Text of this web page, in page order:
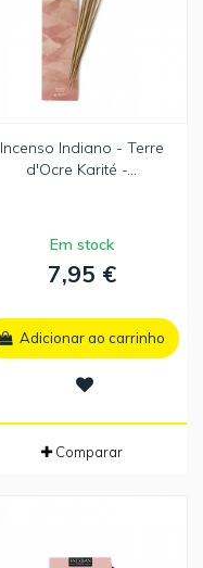
Incenso Indiano - Terre
d'Ocre Karité -...
Em stock
7,95 €
Adicionar ao carrinho
Comparar